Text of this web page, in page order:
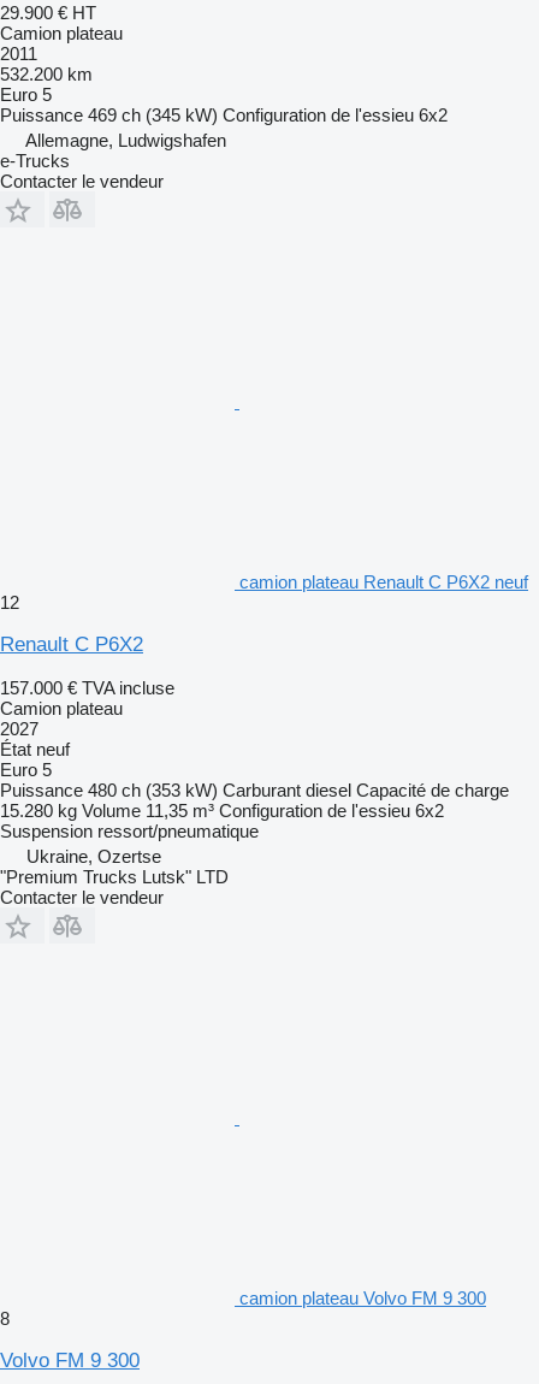
29.900 € HT
Camion plateau
2011
532.200 km
Euro 5
Puissance 469 ch (345 kW) Configuration de l'essieu 6x2
Allemagne, Ludwigshafen
e-Trucks
Contacter le vendeur
camion plateau Renault C P6X2 neuf
12
Renault C P6X2
157.000 € TVA incluse
Camion plateau
2027
État neuf
Euro 5
Puissance 480 ch (353 kW) Carburant diesel Capacité de charge
15.280 kg Volume 11,35 m³ Configuration de l'essieu 6x2
Suspension ressort/pneumatique
Ukraine, Ozertse
"Premium Trucks Lutsk" LTD
Contacter le vendeur
camion plateau Volvo FM 9 300
8
Volvo FM 9 300